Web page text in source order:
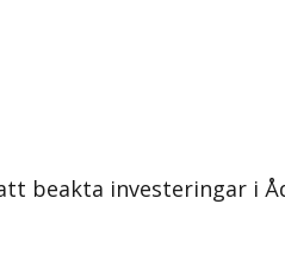
beakta investeringar i